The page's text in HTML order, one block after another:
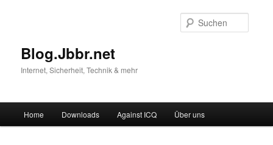
Blog.Jbbr.net
Internet, Sicherheit, Technik & mehr
Zum
Zum
Home Downloads Against ICQ Über uns